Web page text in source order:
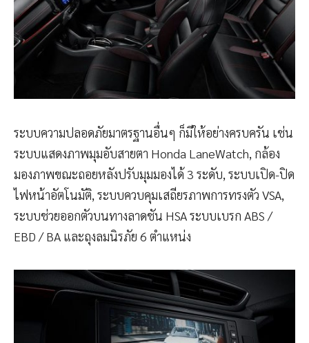
ระบบความปลอดภัยมาตรฐานอื่นๆ ก็มีให้อย่างครบครัน เช่น
ระบบแสดงภาพมุมอับสายตา Honda LaneWatch, กล้อง
มองภาพขณะถอยหลังปรับมุมมองได้ 3 ระดับ, ระบบเปิด-ปิด
ไฟหน้าอัตโนมัติ, ระบบควบคุมเสถียรภาพการทรงตัว VSA,
ระบบช่วยออกตัวบนทางลาดชัน HSA ระบบเบรก ABS /
EBD / BA และถุงลมนิรภัย 6 ตำแหน่ง